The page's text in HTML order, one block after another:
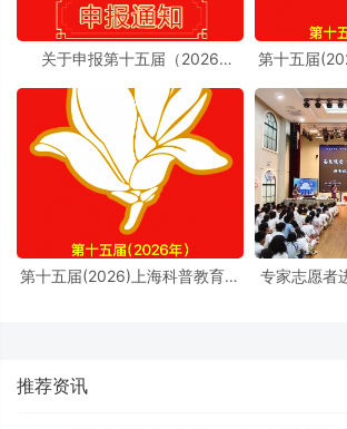
关于申报第十五届（2026
知
第十五届
第十五届(2026)上海科普教育创
专家志愿者
推荐资讯